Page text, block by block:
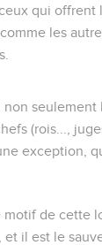
ceux qui offrent
les
non seulement
(rois...,
exception,
motif de cette
et il est le